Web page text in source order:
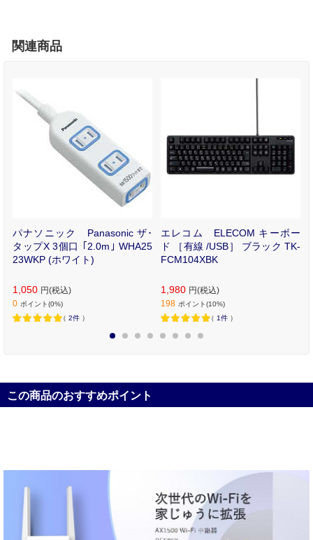
関連商品
パナソニック Panasonic ザ･
タップX 3個口 ｢2.0m｣ WHA25
23WKP (ホワイト)
1,050 円(税込)
0 ポイント(0%)
（ 2件 ）
エレコム ELECOM キーボー
ド ［有線 /USB］ ブラック TK-
FCM104XBK
1,980 円(税込)
198 ポイント(10%)
（ 1件 ）
この商品のおすすめポイント